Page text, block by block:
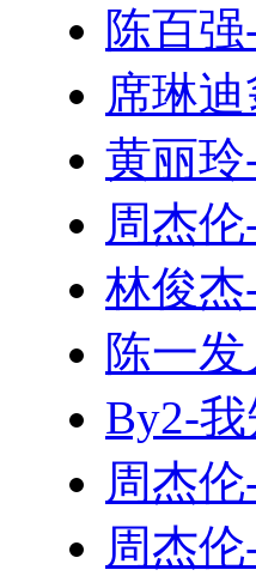
陈百
席琳
黄丽玲
周杰
林俊杰
陈一
By2-
周杰
周杰伦